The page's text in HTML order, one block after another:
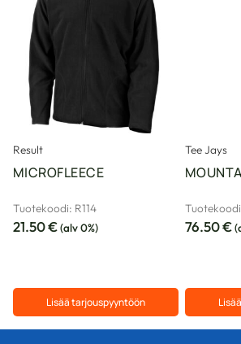
Result
MICROFLEECE
Tuotekoodi: R114
21.50€(alv 0%)
Lisää tarjouspyyntöön
Tee Jays
76.50€